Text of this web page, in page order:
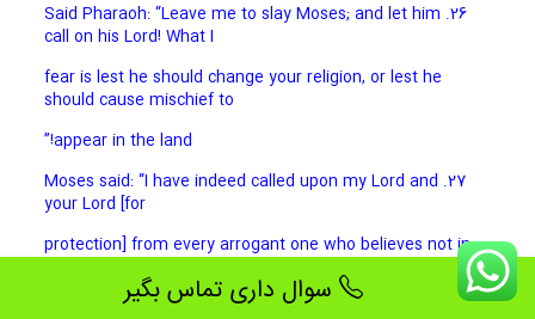
26. Said Pharaoh: “Leave me to slay Moses; and let him
call on his Lord! What I
fear is lest he should change your religion, or lest he
should cause mischief to
appear in the land!”
27. Moses said: “I have indeed called upon my Lord and
your Lord [for
protection] from every arrogant one who believes not in
28. A believer, a man from among the people of Pharaoh,
سوال داری تماس بگیر